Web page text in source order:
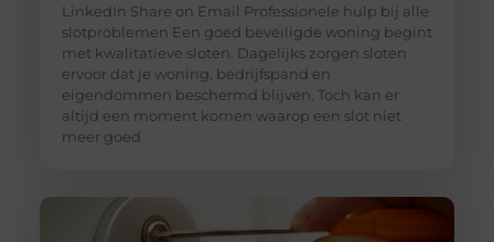
LinkedIn Share on Email Professionele hulp bij alle
slotproblemen Een goed beveiligde woning begint
met kwalitatieve sloten. Dagelijks zorgen sloten
ervoor dat je woning, bedrijfspand en
eigendommen beschermd blijven. Toch kan er
altijd een moment komen waarop een slot niet
meer goed